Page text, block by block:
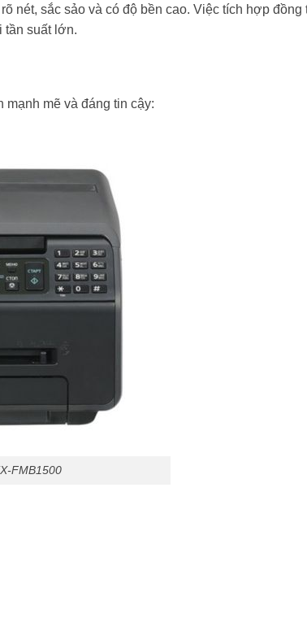
nét, sắc sảo và có độ bền cao. Việc tích hợp
tần suất lớn.
mẽ và đáng tin cậy:
FMB1500